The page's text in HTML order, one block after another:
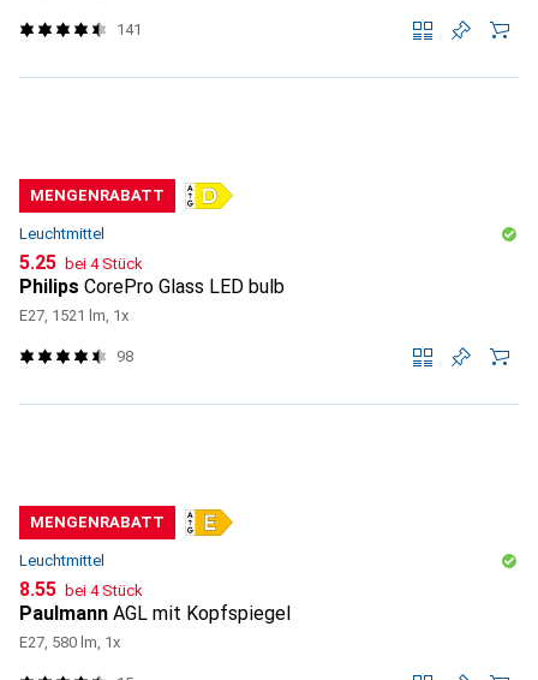
141
MENGENRABATT
Leuchtmittel
CHF
5.25 bei 4 Stück
Philips CorePro Glass LED bulb
E27, 1521 lm, 1x
98
MENGENRABATT
Leuchtmittel
CHF
8.55 bei 4 Stück
Paulmann AGL mit Kopfspiegel
E27, 580 lm, 1x